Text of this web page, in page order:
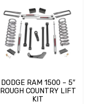
DODGE RAM 1500 – 5″
ROUGH COUNTRY LIFT
KIT